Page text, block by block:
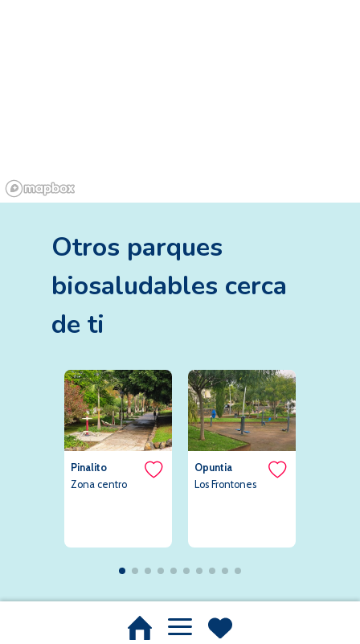
Otros parques
biosaludables cerca
de ti
Pinalito
Zona centro
Opuntia
Los Frontones